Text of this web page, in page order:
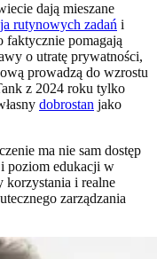
dają mieszane
rutynowych zadań i
faktycznie pomagają
o utratę prywatności,
prowadzą do wzrostu
z 2024 roku tylko
dobrostan jako
ma nie sam dostęp
poziom edukacji w
korzystania i realne
zarządzania